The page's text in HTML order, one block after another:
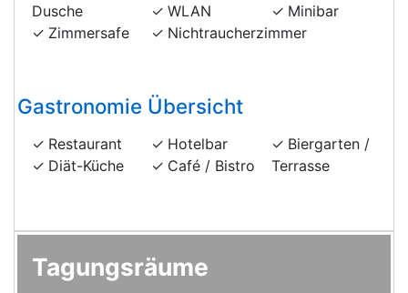
Dusche
Zimmersafe
WLAN
Nichtraucherzimmer
Minibar
Gastronomie Übersicht
Restaurant
Diät-Küche
Hotelbar
Café / Bistro
Biergarten /
Terrasse
Tagungsräume